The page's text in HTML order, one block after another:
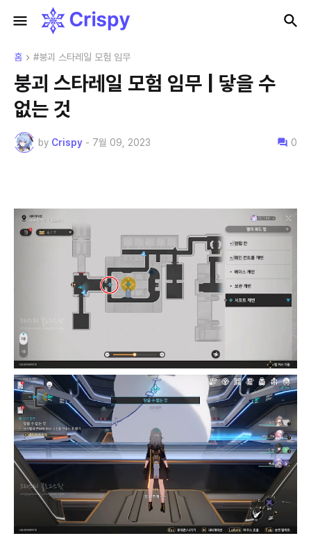
홈 #붕괴 스타레일 모험 임무
붕괴 스타레일 모험 임무 | 닿을 수
없는 것
by Crispy - 7월 09, 2023 0